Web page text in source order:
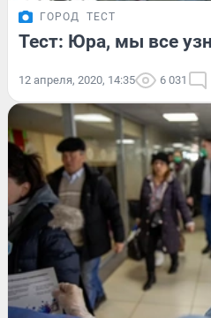
ГОРОД ТЕСТ
Тест: Юра, мы все
12 апреля, 2020, 14:35 6 031